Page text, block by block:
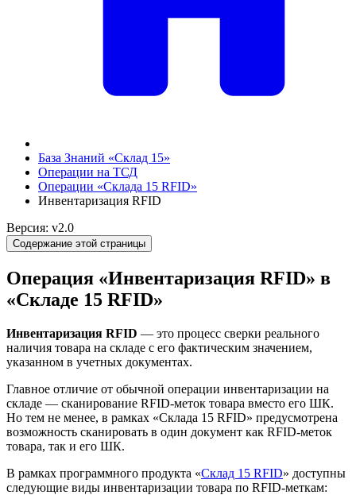
База Знаний «Склад 15»
Операции на ТСД
Операции «Склада 15 RFID»
Инвентаризация RFID
Версия: v2.0
Содержание этой страницы
Операция «Инвентаризация RFID» в
«Складе 15 RFID»
Инвентаризация RFID — это процесс сверки реального
наличия товара на складе с его фактическим значением,
указанном в учетных документах.
Главное отличие от обычной операции инвентаризации на
складе — сканирование RFID-меток товара вместо его ШК.
Но тем не менее, в рамках «Склада 15 RFID» предусмотрена
возможность сканировать в один документ как RFID-меток
товара, так и его ШК.
В рамках программного продукта «Склад 15 RFID» доступны
следующие виды инвентаризации товара по RFID-меткам: